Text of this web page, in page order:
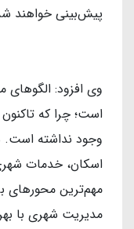
پیش‌بینی خواهند
وی افزود: الگوهای
است؛ چرا که
وجود نداشته است.
اسکان، خدمات
مهم‌ترین محورهای
مدیریت شهری با